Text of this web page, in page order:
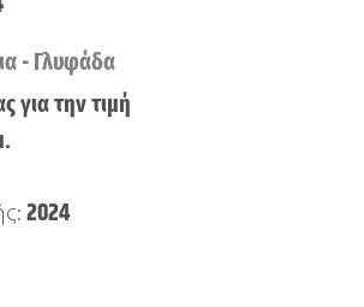
- Γλυφάδα
για την τιμή
2024